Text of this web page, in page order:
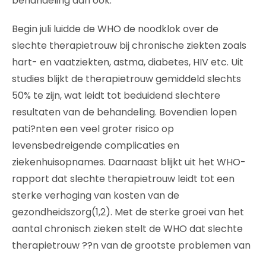
Begin juli luidde de WHO de noodklok over de
slechte therapietrouw bij chronische ziekten zoals
hart- en vaatziekten, astma, diabetes, HIV etc. Uit
studies blijkt de therapietrouw gemiddeld slechts
50% te zijn, wat leidt tot beduidend slechtere
resultaten van de behandeling. Bovendien lopen
pati?nten een veel groter risico op
levensbedreigende complicaties en
ziekenhuisopnames. Daarnaast blijkt uit het WHO-
rapport dat slechte therapietrouw leidt tot een
sterke verhoging van kosten van de
gezondheidszorg(1,2). Met de sterke groei van het
aantal chronisch zieken stelt de WHO dat slechte
therapietrouw ??n van de grootste problemen van